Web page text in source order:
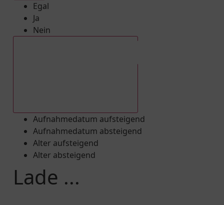
Egal
Ja
Nein
Aufnahmedatum aufsteigend
Aufnahmedatum absteigend
Alter aufsteigend
Alter absteigend
Lade ...